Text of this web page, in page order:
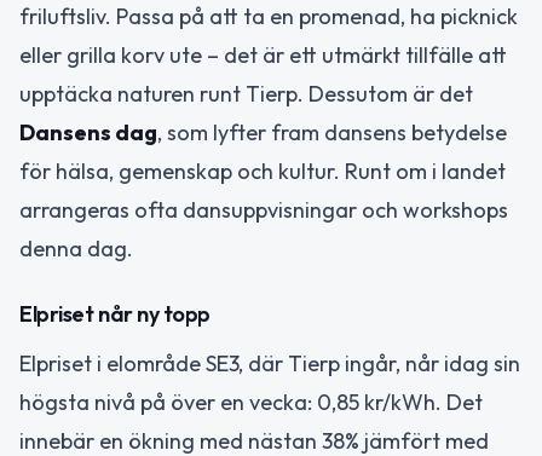
friluftsliv. Passa på att ta en promenad, ha picknick
eller grilla korv ute – det är ett utmärkt tillfälle att
upptäcka naturen runt Tierp. Dessutom är det
Dansens dag, som lyfter fram dansens betydelse
för hälsa, gemenskap och kultur. Runt om i landet
arrangeras ofta dansuppvisningar och workshops
denna dag.
Elpriset når ny topp
Elpriset i elområde SE3, där Tierp ingår, når idag sin
högsta nivå på över en vecka: 0,85 kr/kWh. Det
innebär en ökning med nästan 38% jämfört med